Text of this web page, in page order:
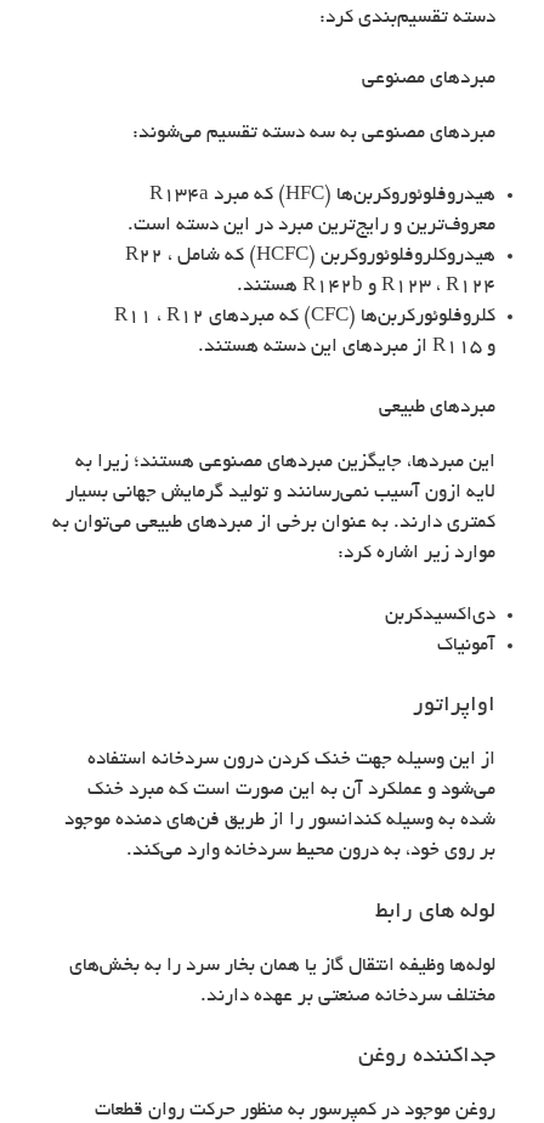
دسته تقسیم‌بندی کرد:
مبردهای مصنوعی
مبردهای مصنوعی به سه دسته تقسیم می‌شوند:
هیدروفلوئوروکربن‌ها (HFC) که مبرد R134a
معروف‌ترین و رایج‌ترین مبرد در این دسته است.
هیدروکلروفلوئوروکربن (HCFC) که شامل R22 ،
R123 ، R124 و R142b هستند.
کلروفلوئورکربن‌ها (CFC) که مبردهای R11 ، R12
و R115 از مبردهای این دسته هستند.
مبردهای طبیعی
این مبردها، جایگزین مبردهای مصنوعی هستند؛ زیرا به
لایه ازون آسیب نمی‌رسانند و تولید گرمایش جهانی بسیار
کمتری دارند. به عنوان برخی از مبردهای طبیعی می‌توان به
موارد زیر اشاره کرد:
دی‌اکسیدکربن
آمونیاک
اواپراتور
از این وسیله جهت خنک کردن درون سردخانه استفاده
می‌شود و عملکرد آن به این صورت است که مبرد خنک
شده به وسیله کندانسور را از طریق فن‌های دمنده موجود
بر روی خود، به درون محیط سردخانه وارد می‌کند.
لوله های رابط
لوله‌ها وظیفه انتقال گاز یا همان بخار سرد را به بخش‌های
مختلف سردخانه‌ صنعتی بر عهده دارند.
جداکننده روغن
روغن موجود در کمپرسور به منظور حرکت روان قطعات